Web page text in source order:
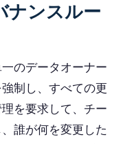
ナンスルー
のデータオーナー
制し、すべての更
を要求して、チー
誰が何を変更した